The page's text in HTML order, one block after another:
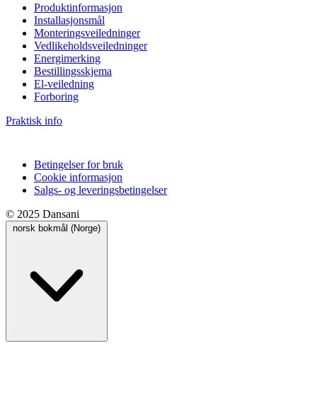
Produktinformasjon
Installasjonsmål
Monteringsveiledninger
Vedlikeholdsveiledninger
Energimerking
Bestillingsskjema
El-veiledning
Forboring
Praktisk info
Betingelser for bruk
Cookie informasjon
Salgs- og leveringsbetingelser
© 2025 Dansani
norsk bokmål (Norge)